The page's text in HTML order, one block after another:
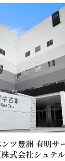
ツ豊洲 有明サ
式会社シュテル